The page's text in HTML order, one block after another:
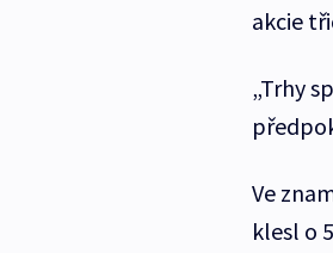
akcie
„Trhy
Ve
klesl o